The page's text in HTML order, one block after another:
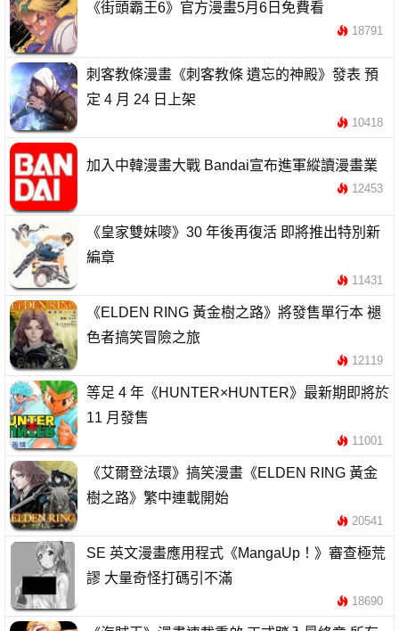
《街頭霸王6》官方漫畫5月6日免費看
18791
刺客教條漫畫《刺客教條 遺忘的神殿》發表 預
定 4 月 24 日上架
10418
加入中韓漫畫大戰 Bandai宣布進軍縱讀漫畫業
12453
《皇家雙妹嘜》30 年後再復活 即將推出特別新
編章
11431
《ELDEN RING 黃金樹之路》將發售單行本 褪
色者搞笑冒險之旅
12119
等足 4 年《HUNTER×HUNTER》最新期即將於
11 月發售
11001
《艾爾登法環》搞笑漫畫《ELDEN RING 黃金
樹之路》繁中連載開始
20541
SE 英文漫畫應用程式《MangaUp！》審查極荒
謬 大量奇怪打碼引不滿
18690